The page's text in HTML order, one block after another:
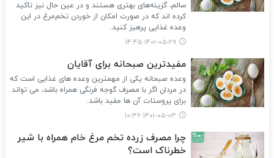
سالم، گزینه‌های بهتری هستند و در عین حال نیز تاکید
کرده اند که در صورت امکان از خوردن تخم‌مرغ در این
وعده غذایی پرهیز کنید.
۱۴۰۱-۰۵-۲۹ ۱۴:۴۵
مفیدترین صبحانه برای آقایان
وعده صبحانه یکی از مهمترین وعده های غذایی است که
در مردان اگر با مصرف گوجه فرنگی همراه باشد، می تواند
برای پروستات آن ها مفید باشد.
۱۴۰۱-۰۵-۰۳ ۱۰:۳۶
چرا مصرف زرده تخم مرغ خام همراه با شیر
خطرناک است؟